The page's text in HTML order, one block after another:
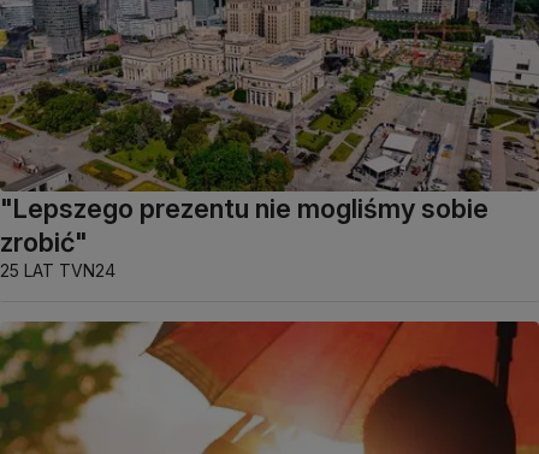
"Lepszego prezentu nie mogliśmy sobie
zrobić"
25 LAT TVN24